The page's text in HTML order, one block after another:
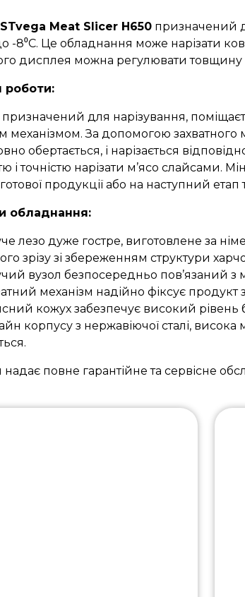
STvega Meat Slicer H650 призначений
-8⁰С. Це обладнання може нарізати
дисплея можна регулювати товщину і
роботи:
для нарізування,
механізмом. За допомогою захватного
обертається, і нарізається
і точністю нарізати м’ясо слайсами.
продукції або на наступний етап
обладнання:
лезо дуже гостре, виготовлене за
зрізу зі збереженням структури
вузол безпосередньо пов’язаний
механізм надійно фіксує продукт
кожух забезпечує високий рівень
корпусу з нержавіючої сталі, висока
надає повне гарантійне та сервісне